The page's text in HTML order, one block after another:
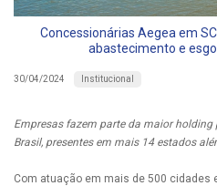
Concessionárias Aegea em
abastecimento e
30/04/2024 Institucional
Empresas fazem parte da maior
Brasil, presentes em mais 14 estados
Com atuação em mais de 500 cidades